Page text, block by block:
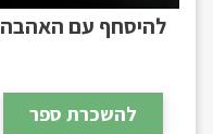
להיסחף עם האהבה
להשכרת ספר